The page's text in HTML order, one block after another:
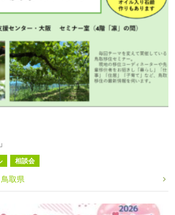
相談会
鳥取県